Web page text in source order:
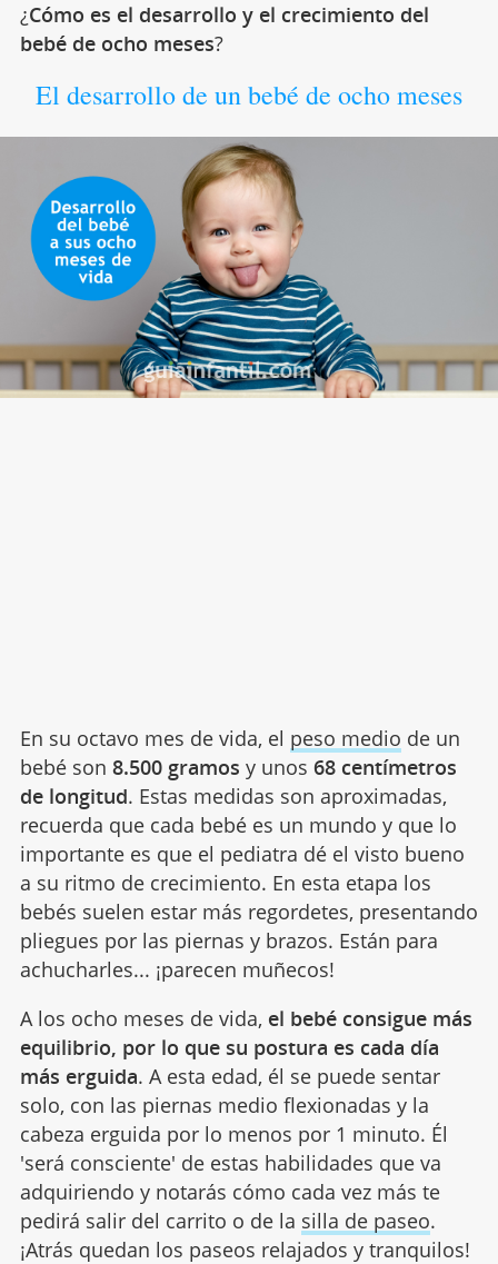
¿Cómo es el desarrollo y el crecimiento del
bebé de ocho meses?
El desarrollo de un bebé de ocho meses
En su octavo mes de vida, el peso medio de un
bebé son 8.500 gramos y unos 68 centímetros
de longitud. Estas medidas son aproximadas,
recuerda que cada bebé es un mundo y que lo
importante es que el pediatra dé el visto bueno
a su ritmo de crecimiento. En esta etapa los
bebés suelen estar más regordetes, presentando
pliegues por las piernas y brazos. Están para
achucharles... ¡parecen muñecos!
A los ocho meses de vida, el bebé consigue más
equilibrio, por lo que su postura es cada día
más erguida. A esta edad, él se puede sentar
solo, con las piernas medio flexionadas y la
cabeza erguida por lo menos por 1 minuto. Él
'será consciente' de estas habilidades que va
adquiriendo y notarás cómo cada vez más te
pedirá salir del carrito o de la silla de paseo.
¡Atrás quedan los paseos relajados y tranquilos!